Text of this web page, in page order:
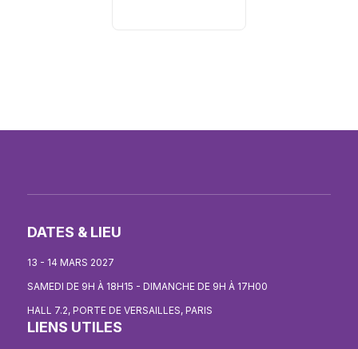
DATES & LIEU
13 - 14 MARS 2027
SAMEDI DE 9H À 18H15 - DIMANCHE DE 9H À 17H00
HALL 7.2, PORTE DE VERSAILLES, PARIS
LIENS UTILES